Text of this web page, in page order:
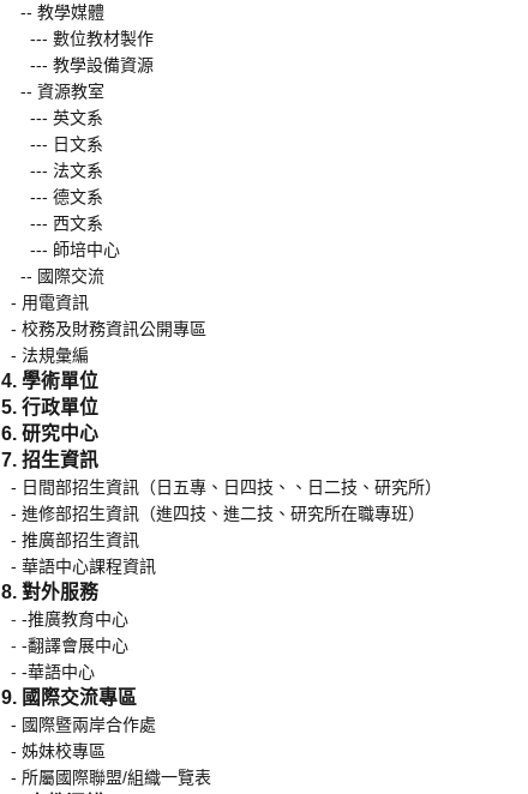
-- 教學媒體
--- 數位教材製作
--- 教學設備資源
-- 資源教室
--- 英文系
--- 日文系
--- 法文系
--- 德文系
--- 西文系
--- 師培中心
-- 國際交流
- 用電資訊
- 校務及財務資訊公開專區
- 法規彙編
4. 學術單位
5. 行政單位
6. 研究中心
7. 招生資訊
- 日間部招生資訊（日五專、日四技、、日二技、研究所）
- 進修部招生資訊（進四技、進二技、研究所在職專班）
- 推廣部招生資訊
- 華語中心課程資訊
8. 對外服務
- -推廣教育中心
- -翻譯會展中心
- -華語中心
9. 國際交流專區
- 國際暨兩岸合作處
- 姊妹校專區
- 所屬國際聯盟/組織一覽表